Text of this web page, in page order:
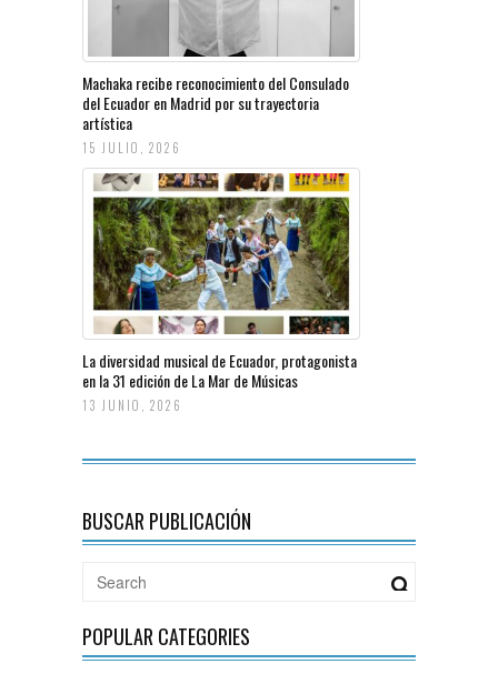
Machaka recibe reconocimiento del Consulado
del Ecuador en Madrid por su trayectoria
artística
15 JULIO, 2026
La diversidad musical de Ecuador, protagonista
en la 31 edición de La Mar de Músicas
13 JUNIO, 2026
BUSCAR PUBLICACIÓN
POPULAR CATEGORIES